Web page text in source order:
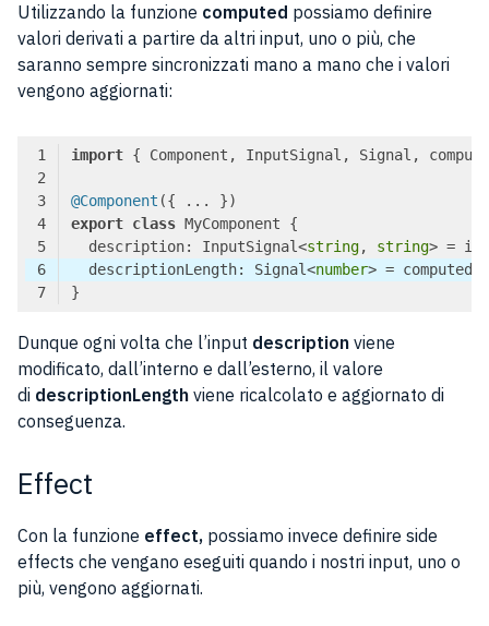
Utilizzando la funzione computed possiamo definire
valori derivati a partire da altri input, uno o più, che
saranno sempre sincronizzati mano a mano che i valori
vengono aggiornati:
import { Component, InputSignal, Signal,
@Component
export class
  description: InputSignal<
string, string> =
  descriptionLength: Signal<
number> = computed(
Dunque ogni volta che l’input description viene
modificato, dall’interno e dall’esterno, il valore
di descriptionLength viene ricalcolato e aggiornato di
conseguenza.
Effect
Con la funzione effect, possiamo invece definire side
effects che vengano eseguiti quando i nostri input, uno o
più, vengono aggiornati.